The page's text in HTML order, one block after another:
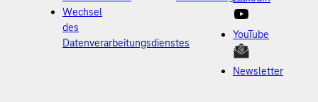
Wechsel
des
Datenverarbeitungsdienstes
YouTube
Newsletter